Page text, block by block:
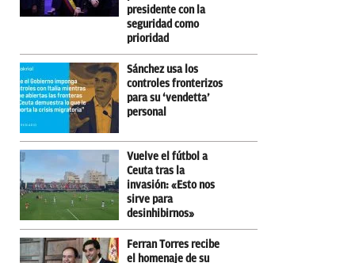
presidente con la
seguridad como
prioridad
Sánchez usa los
controles fronterizos
para su ‘vendetta’
personal
Vuelve el fútbol a
Ceuta tras la
invasión: «Esto nos
sirve para
desinhibirnos»
Ferran Torres recibe
el homenaje de su